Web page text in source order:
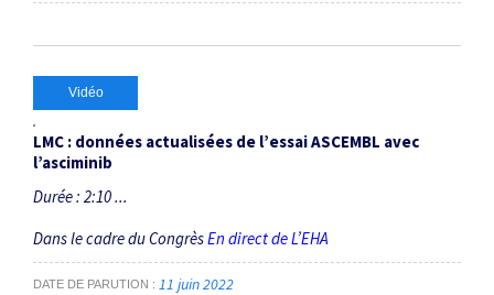
Vidéo
LMC : données actualisées de l’essai ASCEMBL avec
l’asciminib
Durée : 2:10 ...
Dans le cadre du CongrèsEn direct de L’EHA
DATE DE PARUTION 11 juin 2022